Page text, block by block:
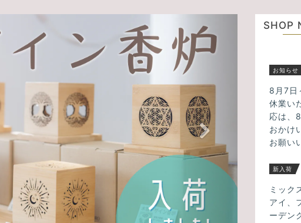
N
e
SHOP
お知らせ
8月7日
休業い
応は、
おかけ
お願い
新入荷
ミック
アイ、
ーデン